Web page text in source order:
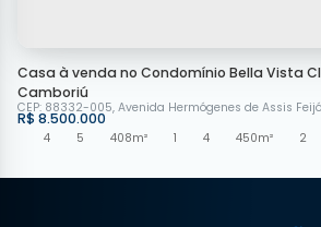
Casa à venda no Condomínio Bella Vista
Camboriú
R$ 8.500.000
CEP: 88332-005, Avenida Hermógenes de Assis Feijó
4
5 408m² 1 4 450m² 2